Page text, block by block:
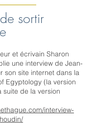
sortir
et écrivain Sharon
une interview de Jean-
son site internet dans la
Egyptology (la version
suite de la version
interview-